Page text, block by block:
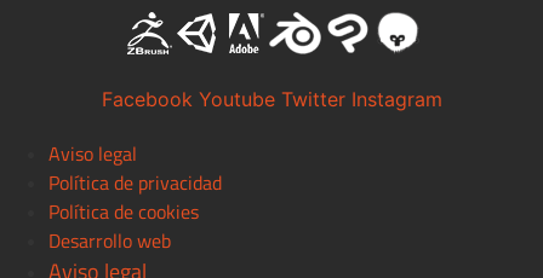
Facebook Youtube Twitter Instagram
Aviso legal
Política de privacidad
Política de cookies
Desarrollo web
Aviso legal